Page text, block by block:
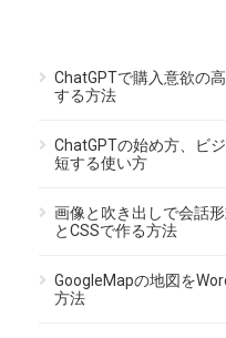
ChatGPTで購入意欲の
する方法
ChatGPTの始め方、ビ
短する使い方
画像と吹き出しで会話
とCSSで作る方法
GoogleMapの地図を
方法